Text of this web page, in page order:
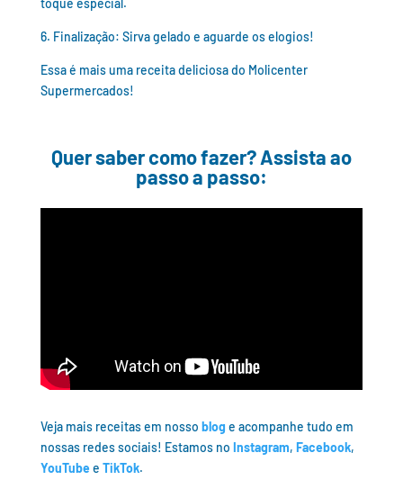
6. Finalização: Sirva gelado e aguarde os elogios!
Essa é mais uma receita deliciosa do Molicenter
Supermercados!
Quer saber como fazer? Assista ao
passo a passo:
Veja mais receitas em nosso blog e acompanhe tudo em
nossas redes sociais! Estamos no Instagram, Facebook,
YouTube e TikTok.